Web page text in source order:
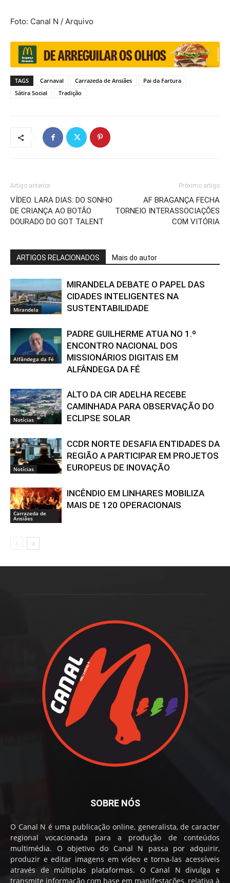
Foto: Canal N / Arquivo
TAGS Carnaval Carrazeda de Ansiães
Pai da Fartura
Sátira Social
Tradição
Artigo anterior
VÍDEO. LARA DIAS: DO SONHO
DE CRIANÇA AO BOTÃO
DOURADO DO GOT TALENT
Próximo artigo
AF BRAGANÇA FECHA
TORNEIO INTERASSOCIAÇÕES
COM VITÓRIA
ARTIGOS RELACIONADOS Mais do autor
Mirandela
MIRANDELA DEBATE O PAPEL DAS
CIDADES INTELIGENTES NA
SUSTENTABILIDADE
Alfândega da Fé
PADRE GUILHERME ATUA NO 1.º
ENCONTRO NACIONAL DOS
MISSIONÁRIOS DIGITAIS EM
ALFÂNDEGA DA FÉ
Notícias
ALTO DA CIR ADELHA RECEBE
CAMINHADA PARA OBSERVAÇÃO DO
ECLIPSE SOLAR
Notícias
CCDR NORTE DESAFIA ENTIDADES DA
REGIÃO A PARTICIPAR EM PROJETOS
EUROPEUS DE INOVAÇÃO
Carrazeda de
Ansiães
INCÊNDIO EM LINHARES MOBILIZA
MAIS DE 120 OPERACIONAIS
SOBRE NÓS
O Canal N é uma publicação online, generalista, de caracter
regional vocacionada para a produção de conteúdos
multimédia. O objetivo do Canal N passa por adquirir,
produzir e editar imagens em vídeo e torna-las acessíveis
através de múltiplas plataformas. O Canal N divulga e
transmite informação com base em manifestações, relativa à